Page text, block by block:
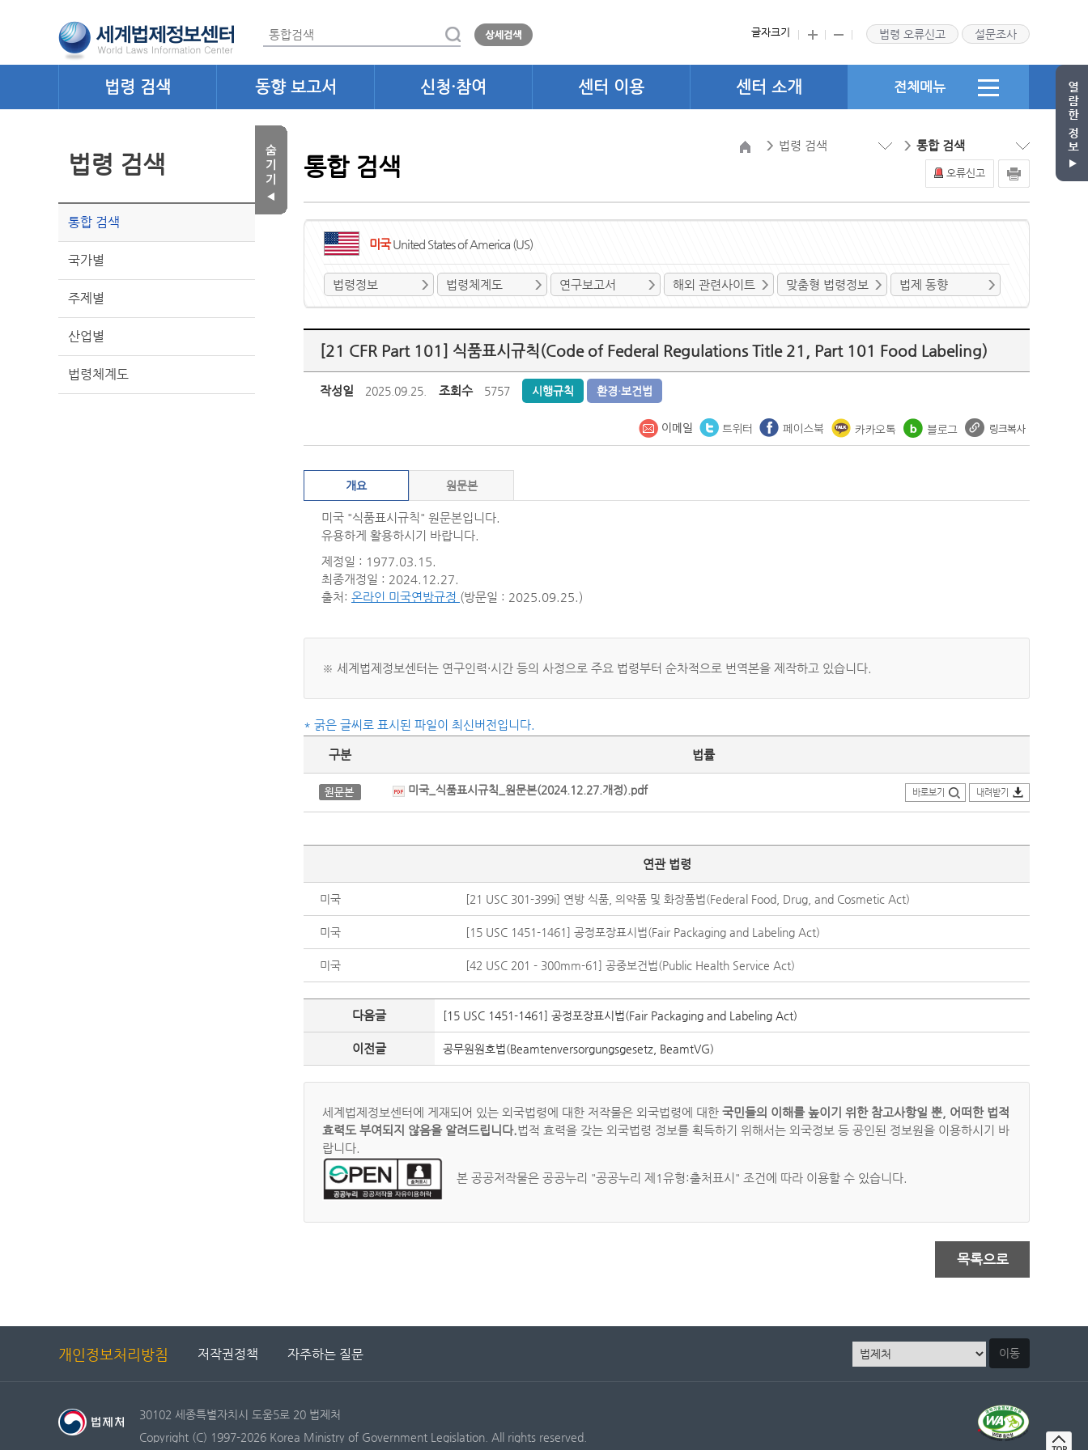
글자크기 법령 오류신고 설문조사
법령 검색 동향 보고서 신청·참여 센터 이용 센터 소개 전체메뉴
법령 검색
통합 검색
국가별
주제별
산업별
법령체계도
법령 검색 통합 검색
오류신고
통합 검색
미국United States of America (US)
법령정보 법령체계도 연구보고서 해외 관련사이트 맞춤형 법령정보 법제 동향
[21 CFR Part 101] 식품표시규칙(Code of Federal Regulations Title 21, Part 101 Food Labeling)
작성일 2025.09.25. 조회수 5757 시행규칙 환경·보건법
개요 원문본
미국 "식품표시규칙" 원문본입니다.
유용하게 활용하시기 바랍니다.
제정일 : 1977.03.15.
최종개정일 : 2024.12.27.
출처: 온라인 미국연방규정 (방문일 : 2025.09.25.)
※ 세계법제정보센터는 연구인력·시간 등의 사정으로 주요 법령부터 순차적으로 번역본을 제작하고 있습니다.
* 굵은 글씨로 표시된 파일이 최신버전입니다.
구분 법률
미국_식품표시규칙_원문본(2024.12.27.개정).pdf 바로보기 내려받기
연관 법령
미국 [21 USC 301-399i] 연방 식품, 의약품 및 화장품법(Federal Food, Drug, and Cosmetic Act)
미국 [15 USC 1451-1461] 공정포장표시법(Fair Packaging and Labeling Act)
미국 [42 USC 201 - 300mm-61] 공중보건법(Public Health Service Act)
다음글 [15 USC 1451-1461] 공정포장표시법(Fair Packaging and Labeling Act)
이전글 공무원원호법(Beamtenversorgungsgesetz, BeamtVG)
세계법제정보센터에 게재되어 있는 외국법령에 대한 저작물은 외국법령에 대한 국민들의 이해를 높이기 위한 참고사항일 뿐, 어떠한 법적
효력도 부여되지 않음을 알려드립니다.법적 효력을 갖는 외국법령 정보를 획득하기 위해서는 외국정보 등 공인된 정보원을 이용하시기 바
랍니다.
본 공공저작물은 공공누리 "공공누리 제1유형:출처표시" 조건에 따라 이용할 수 있습니다.
목록으로
개인정보처리방침 저작권정책 자주하는 질문 이동
30102 세종특별자치시 도움5로 20 법제처
Copyright (C) 1997-2026 Korea Ministry of Government Legislation. All rights reserved.